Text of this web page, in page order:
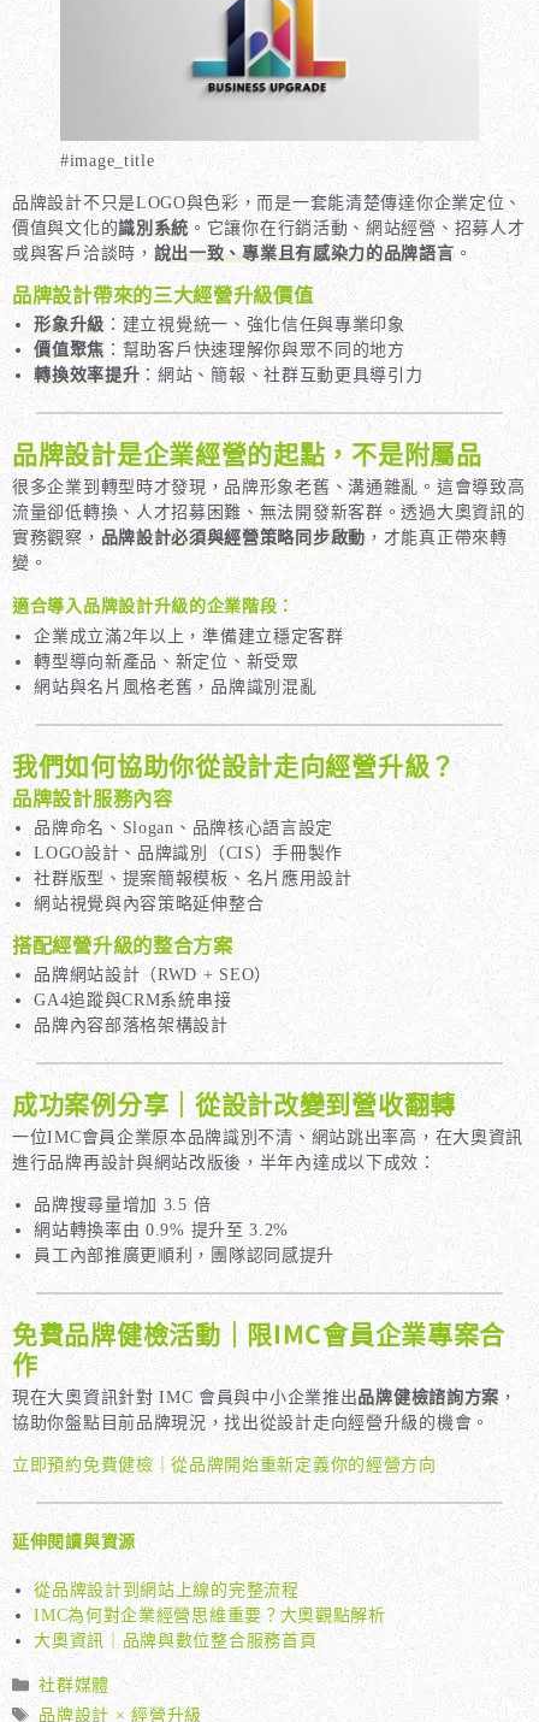
#image_title
品牌設計不只是LOGO與色彩，而是一套能清楚傳達你企業定位、
價值與文化的識別系統 。它讓你在行銷活動、網站經營、招募人才
或與客戶洽談時， 說出一致、專業且有感染力的品牌語言。
品牌設計帶來的三大經營升級價值
形象升級 ：建立視覺統一、強化信任與專業印象
價值聚焦 ：幫助客戶快速理解你與眾不同的地方
轉換效率提升 ：網站、簡報、社群互動更具導引力
品牌設計是企業經營的起點，不是附屬品
很多企業到轉型時才發現，品牌形象老舊、溝通雜亂。這會導致高
流量卻低轉換、人才招募困難、無法開發新客群。透過大奧資訊的
實務觀察， 品牌設計必須與經營策略同步啟動 ，才能真正帶來轉
變。
適合導入品牌設計升級的企業階段：
企業成立滿2年以上，準備建立穩定客群
轉型導向新產品、新定位、新受眾
網站與名片風格老舊，品牌識別混亂
我們如何協助你從設計走向經營升級？
品牌設計服務內容
品牌命名、Slogan、品牌核心語言設定
LOGO設計、品牌識別（CIS）手冊製作
社群版型、提案簡報模板、名片應用設計
網站視覺與內容策略延伸整合
搭配經營升級的整合方案
品牌網站設計（RWD + SEO）
GA4追蹤與CRM系統串接
品牌內容部落格架構設計
成功案例分享｜從設計改變到營收翻轉
一位IMC會員企業原本品牌識別不清、網站跳出率高，在大奧資訊
進行品牌再設計與網站改版後，半年內達成以下成效：
品牌搜尋量增加 3.5 倍
網站轉換率由 0.9% 提升至 3.2%
員工內部推廣更順利，團隊認同感提升
免費品牌健檢活動｜限IMC會員企業專案合
作
現在大奧資訊針對 IMC 會員與中小企業推出品牌健檢諮詢方案 ，
協助你盤點目前品牌現況，找出從設計走向經營升級的機會。
立即預約免費健檢｜從品牌開始重新定義你的經營方向
延伸閱讀與資源
從品牌設計到網站上線的完整流程
IMC為何對企業經營思維重要？大奧觀點解析
大奧資訊｜品牌與數位整合服務首頁
分
類
社群媒體
標
品牌設計 × 經營升級